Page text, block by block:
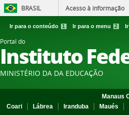
BRASIL Acesso à informação
Ir para o conteúdo 1 Ir para o menu 2
Portal do
Instituto
MINISTÉRIO DA DA EDUCAÇÃO
Manaus
Coari
Lábrea Iranduba Maués